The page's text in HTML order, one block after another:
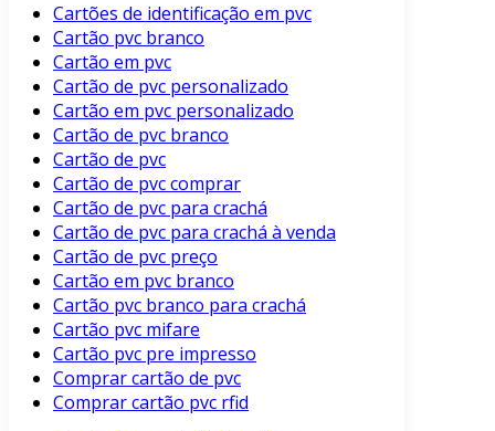
Cartões de identificação em pvc
Cartão pvc branco
Cartão em pvc
Cartão de pvc personalizado
Cartão em pvc personalizado
Cartão de pvc branco
Cartão de pvc
Cartão de pvc comprar
Cartão de pvc para crachá
Cartão de pvc para crachá à venda
Cartão de pvc preço
Cartão em pvc branco
Cartão pvc branco para crachá
Cartão pvc mifare
Cartão pvc pre impresso
Comprar cartão de pvc
Comprar cartão pvc rfid